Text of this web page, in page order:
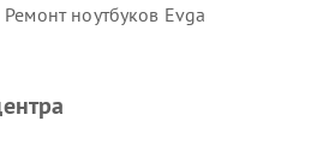
Ремонт ноутбуков Evga